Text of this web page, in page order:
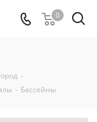
0
-
- Бассейны